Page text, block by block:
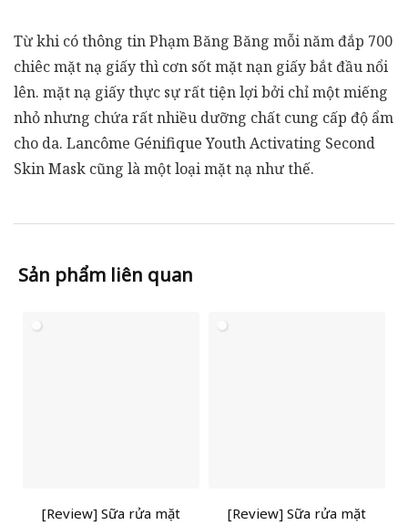
Từ khi có thông tin Phạm Băng Băng mỗi năm đắp 700
chiêc mặt nạ giấy thì cơn sốt mặt nạn giấy bắt đầu nổi
lên. mặt nạ giấy thực sự rất tiện lợi bởi chỉ một miếng
nhỏ nhưng chứa rất nhiều dưỡng chất cung cấp độ ẩm
cho da. Lancôme Génifique Youth Activating Second
Skin Mask cũng là một loại mặt nạ như thế.
Sản phẩm liên quan
[Review] Sữa rửa mặt
[Review] Sữa rửa mặt